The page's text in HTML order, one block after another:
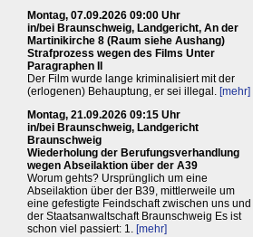
Montag, 07.09.2026 09:00 Uhr
in/bei Braunschweig, Landgericht, An der
Martinikirche 8 (Raum siehe Aushang)
Strafprozess wegen des Films Unter
Paragraphen II
Der Film wurde lange kriminalisiert mit der
(erlogenen) Behauptung, er sei illegal. [mehr]
Montag, 21.09.2026 09:15 Uhr
in/bei Braunschweig, Landgericht
Braunschweig
Wiederholung der Berufungsverhandlung
wegen Abseilaktion über der A39
Worum gehts? Ursprünglich um eine
Abseilaktion über der B39, mittlerweile um
eine gefestigte Feindschaft zwischen uns und
der Staatsanwaltschaft Braunschweig Es ist
schon viel passiert: 1. [mehr]